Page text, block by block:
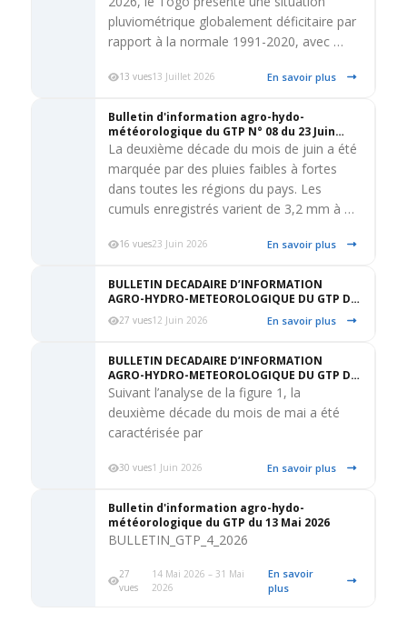
pluviométrique globalement déficitaire par
rapport à la normale 1991-2020, avec …
13 vues13 Juillet 2026 En savoir plus
Bulletin d'information agro-hydo-
météorologique du GTP N° 08 du 23 Juin
2026
La deuxième décade du mois de juin a été
marquée par des pluies faibles à fortes
dans toutes les régions du pays. Les
cumuls enregistrés varient de 3,2 mm à …
16 vues23 Juin 2026 En savoir plus
BULLETIN DECADAIRE D’INFORMATION
AGRO-HYDRO-METEOROLOGIQUE DU GTP DU
12 JUIN 2026
27 vues12 Juin 2026 En savoir plus
BULLETIN DECADAIRE D’INFORMATION
AGRO-HYDRO-METEOROLOGIQUE DU GTP DU
22 MAI
Suivant l’analyse de la figure 1, la
deuxième décade du mois de mai a été
caractérisée par
30 vues1 Juin 2026 En savoir plus
Bulletin d'information agro-hydo-
météorologique du GTP du 13 Mai 2026
BULLETIN_GTP_4_2026
27
vues
14 Mai 2026 – 31 Mai
2026
En savoir
plus